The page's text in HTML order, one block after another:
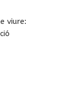
viure: